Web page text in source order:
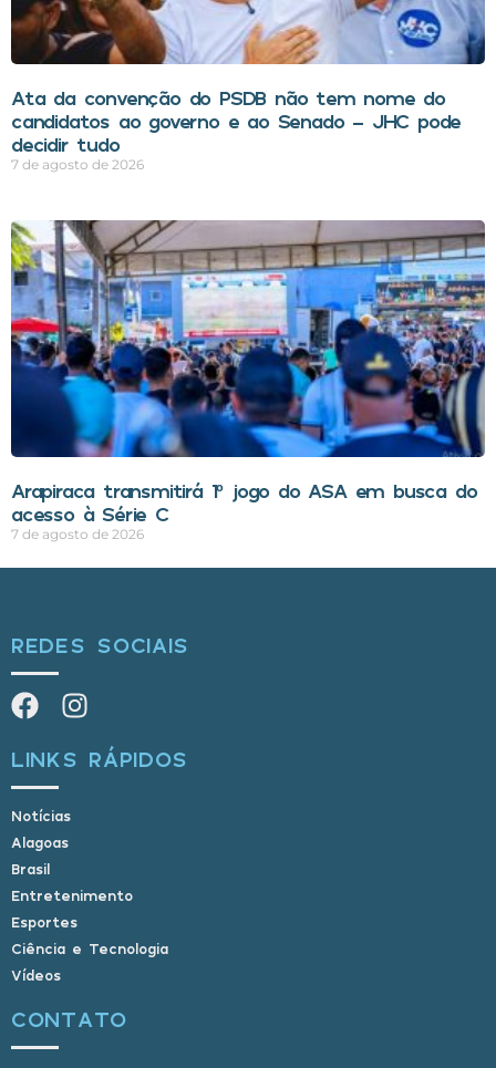
Ata da convenção do PSDB não tem nome do
candidatos ao governo e ao Senado – JHC pode
decidir tudo
7 de agosto de 2026
Arapiraca transmitirá 1º jogo do ASA em busca do
acesso à Série C
7 de agosto de 2026
REDES SOCIAIS
LINKS RÁPIDOS
Notícias
Alagoas
Brasil
Entretenimento
Esportes
Ciência e Tecnologia
Vídeos
CONTATO